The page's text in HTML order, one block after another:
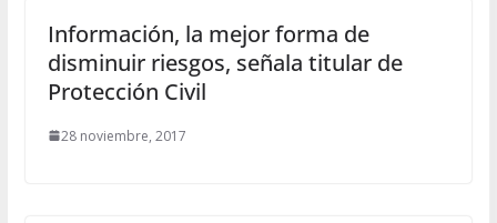
Información, la mejor forma de
disminuir riesgos, señala titular de
Protección Civil
28 noviembre, 2017